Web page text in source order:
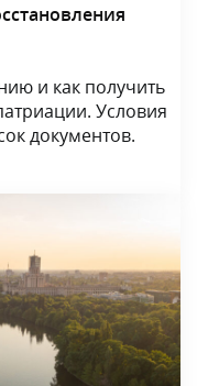
и как получить
Условия
документов.